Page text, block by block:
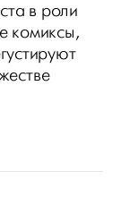
в роли
комиксы,